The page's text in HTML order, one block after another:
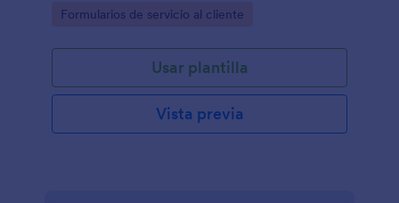
satisfacción que tienen los clientes con sus
Go to Category:
Formularios de servicio al cliente
Usar plantilla
Vista previa